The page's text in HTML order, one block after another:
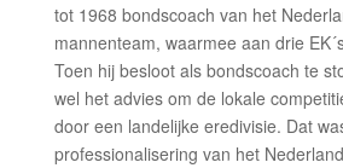
tot 1968 bondscoach van het
mannenteam, waarmee aan drie
Toen hij besloot als bondscoach te
wel het advies om de lokale
door een landelijke eredivisie. Dat
professionalisering van het